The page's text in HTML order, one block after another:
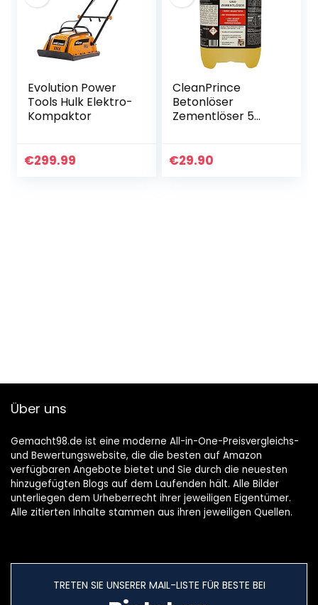
Evolution Power
Tools Hulk Elektro-
Kompaktor
€299.99
CleanPrince
Betonlöser
Zementlöser 5
ger mit
€29.90
Über uns
Gemacht98.de ist eine moderne All-in-One-Preisvergleichs-
und Bewertungswebsite, die die besten auf Amazon
verfügbaren Angebote bietet und Sie durch die neuesten
hinzugefügten Blogs auf dem Laufenden hält. Alle Bilder
unterliegen dem Urheberrecht ihrer jeweiligen Eigentümer.
Alle zitierten Inhalte stammen aus ihren jeweiligen Quellen.
TRETEN SIE UNSERER MAIL-LISTE FÜR BESTE BEI